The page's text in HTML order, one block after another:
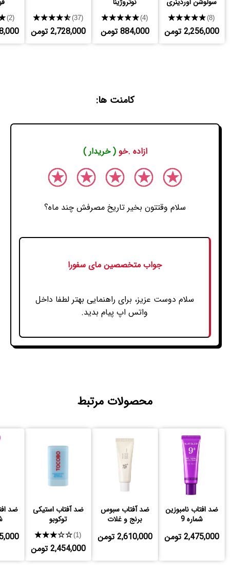
★★★★★(8)
2,256,000 تومن
★★★★★(4)
884,000 تومن
★★★★★(37)
2,728,000 تومن
(2)
کامنت ها:
ازاده .خو( خریدار )
سلام وقتتون بخیر تاریخ مصرفش چند ماه؟
جواب متخصصین مای سفورا
سلام دوست عزیز، برای راهنمایی بهتر لطفا داخل
واتس اپ پیام بدید.
محصولات مرتبط
ضد افتاب نامبوزین
شماره 9
2,475,000 تومن
ضد آفتاب سبوس
برنج و غلات
آف جوسان
2,610,000 تومن
ضد آفتاب استیکی
توکوبو
★★★★★(1)
2,454,000 تومن
ضد